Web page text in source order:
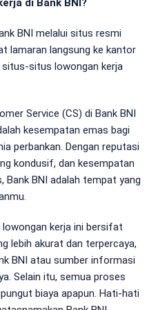
di Bank BNI?
BNI melalui situs resmi
lamaran langsung ke kantor
situs lowongan kerja
Service (CS) di Bank BNI
kesempatan emas bagi
perbankan. Dengan reputasi
kondusif, dan kesempatan
Bank BNI adalah tempat yang
kerja ini bersifat
lebih akurat dan terpercaya,
BNI atau sumber informasi
Selain itu, semua proses
biaya apapun. Hati-hati